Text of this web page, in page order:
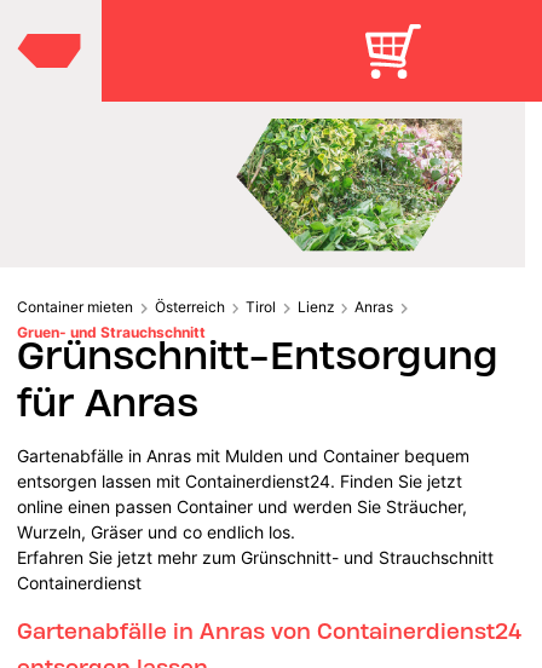
Container mieten Österreich Tirol Lienz
Anras
Gruen- und Strauchschnitt
Grünschnitt-Entsorgung
für Anras
Gartenabfälle in Anras mit Mulden und Container bequem
entsorgen lassen mit Containerdienst24. Finden Sie jetzt
online einen passen Container und werden Sie Sträucher,
Wurzeln, Gräser und co endlich los.
Erfahren Sie jetzt mehr zum Grünschnitt- und Strauchschnitt
Containerdienst
Gartenabfälle in Anras von Containerdienst24